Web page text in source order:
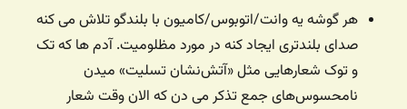
هر گوشه یه وانت/اتوبوس/کامیون با بلندگو تلاش می کنه
صدای بلندتری ایجاد کنه در مورد مظلومیت. آدم ها که تک
و توک شعارهایی مثل «آتش‌نشان تسلیت» میدن
نامحسوس‌های جمع تذکر می دن که الان وقت شعار